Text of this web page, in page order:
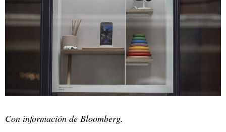
Con información de Bloomberg.